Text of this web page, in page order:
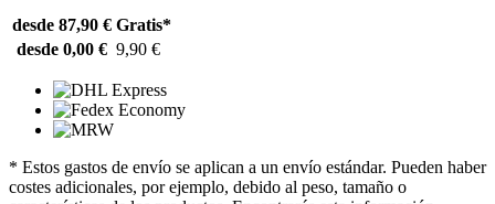
desde 87,90 € Gratis*
desde 0,00 € 9,90 €
* Estos gastos de envío se aplican a un envío estándar. Pueden haber
costes adicionales, por ejemplo, debido al peso, tamaño o